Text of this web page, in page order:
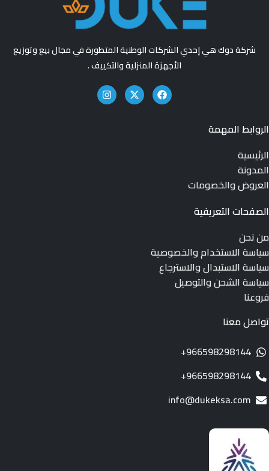
شركة دوك هي إحدي الشركات الوطنية المتطورة في مجال بيع وتوزيع
الأجهزة المنزلية والتكييف .
الروابط المهمة
الرئيسية
المدونة
العروض والخصومات
الصفحات التعريفية
من نحن
سياسة الاستخدام والخصوصية
سياسة الاستبدال والاسترجاع
سياسة الشحن والتوصيل
فروعنا
تواصل معنا
966598298144+
966598298144+
info@dukeksa.com